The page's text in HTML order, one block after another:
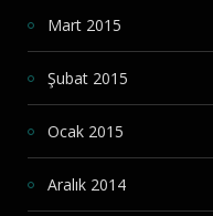
Mart 2015
Şubat 2015
Ocak 2015
Aralık 2014